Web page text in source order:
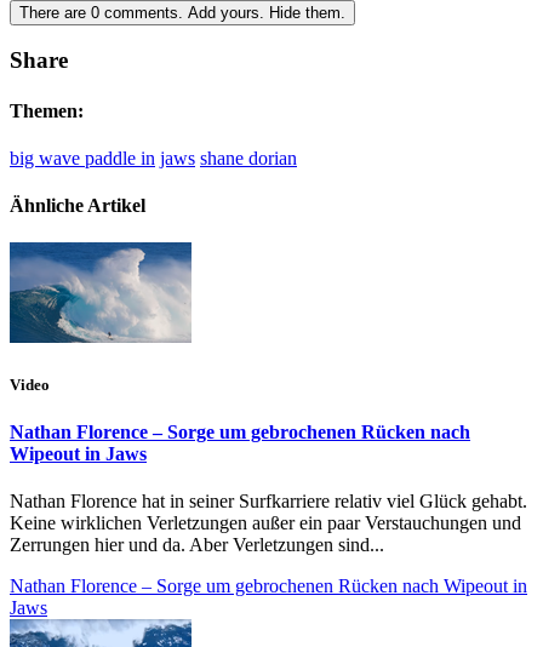
There are 0 comments. Add yours. Hide them.
Share
Themen:
big wave paddle in jaws shane dorian
Ähnliche Artikel
Video
Nathan Florence – Sorge um gebrochenen Rücken nach
Wipeout in Jaws
Nathan Florence hat in seiner Surfkarriere relativ viel Glück gehabt.
Keine wirklichen Verletzungen außer ein paar Verstauchungen und
Zerrungen hier und da. Aber Verletzungen sind...
Nathan Florence – Sorge um gebrochenen Rücken nach Wipeout in
Jaws